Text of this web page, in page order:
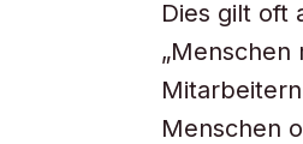
Dies gilt oft
„Menschen
Menschen